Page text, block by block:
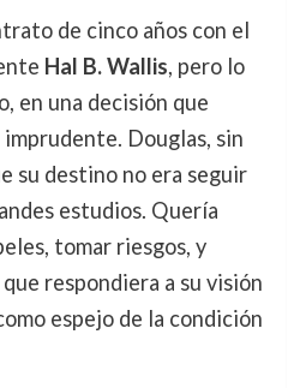
de cinco años con el
Hal B. Wallis, pero lo
en una decisión que
Douglas, sin
su destino no era seguir
estudios. Quería
tomar riesgos, y
respondiera a su visión
espejo de la condición